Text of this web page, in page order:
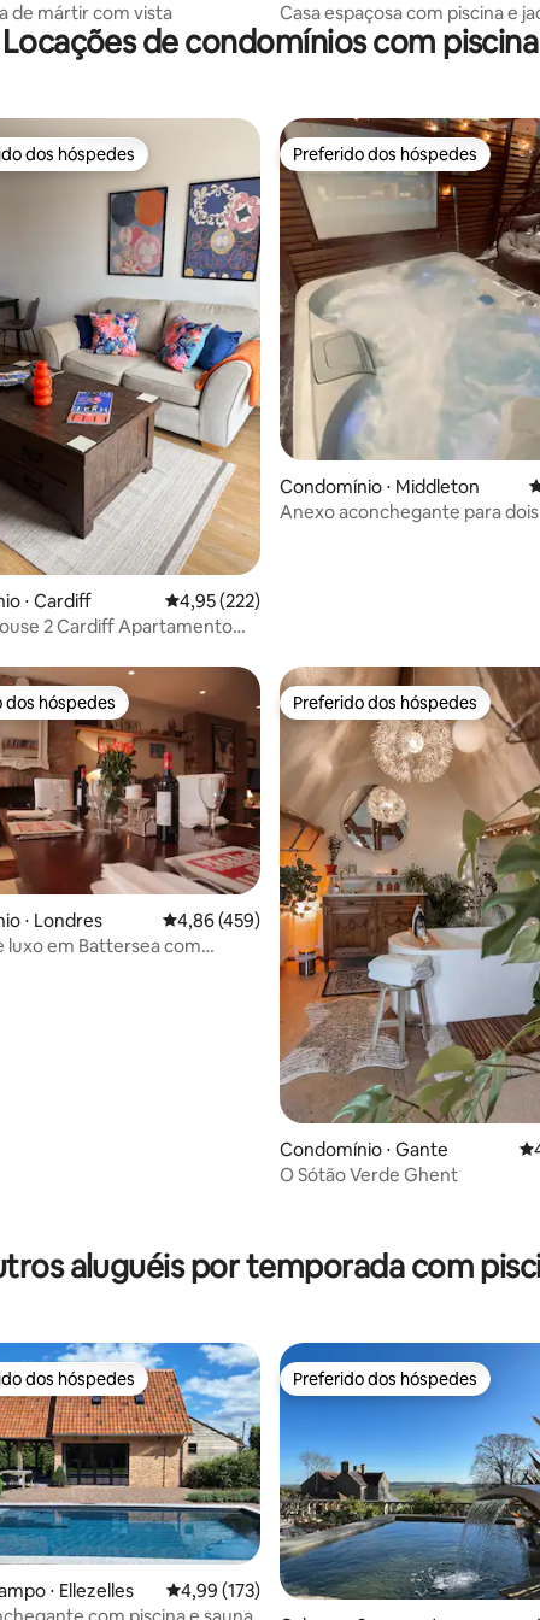
de mártir com vista
Casa espaçosa com piscina e
Locações de condomínios com piscina
de 5, 313 avaliações
preferidos dos hóspedes
dos hóspedes
⋅ Cardiff 4,95 de uma avaliação média de 5, 222
4,95 (222)
2 Cardiff Apartamento
Preferido dos hóspedes
Preferido dos hóspedes
Condomínio ⋅ Middleton
Anexo aconchegante para dois
de 5, 126 avaliações
dos hóspedes
dos hóspedes
⋅ Londres 4,86 de uma avaliação média de 5, 459
4,86 (459)
luxo em Battersea com
Preferido dos hóspedes
Preferido dos hóspedes
Condomínio ⋅ Gante
O Sótão Verde Ghent
aluguéis por temporada com
de 5, 544 avaliações
preferidos dos hóspedes
dos hóspedes
⋅ Ellezelles 4,99 de uma avaliação média de 5, 173
4,99 (173)
Preferido dos hóspedes
Preferido dos hóspedes